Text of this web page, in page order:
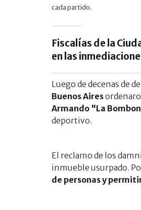
cada partido.
Fiscalías de la
en las
Luego de decenas de
Buenos Aires
Armando "La
deportivo.
El reclamo de los
inmueble usurpado.
de personas y